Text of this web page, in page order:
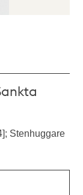
Stenhuggare